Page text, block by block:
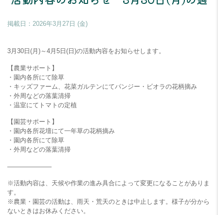
掲載日：2026年3月27日 (金)
3月30日(月)～4月5日(日)の活動内容をお知らせします。
【農業サポート】
・園内各所にて除草
・キッズファーム、花菜ガルテンにてパンジー・ビオラの花柄摘み
・外周などの落葉清掃
・温室にてトマトの定植
【園芸サポート】
・園内各所花壇にて一年草の花柄摘み
・園内各所にて除草
・外周などの落葉清掃
———————
※活動内容は、天候や作業の進み具合によって変更になることがありま
す。
※農業・園芸の活動は、雨天・荒天のときは中止します。様子が分から
ないときはお休みください。